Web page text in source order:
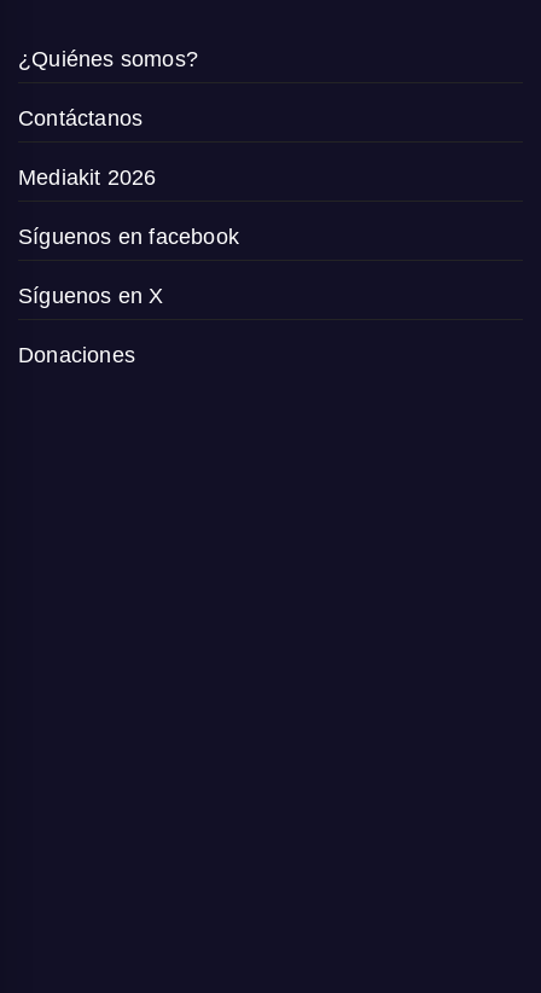
¿Quiénes somos?
Contáctanos
Mediakit 2026
Síguenos en facebook
Síguenos en X
Donaciones